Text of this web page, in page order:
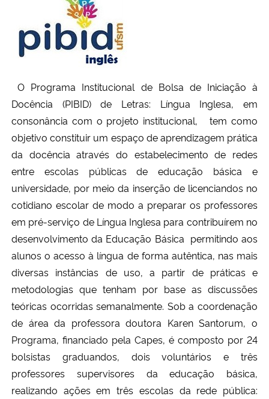
O Programa Institucional de Bolsa de Iniciação à
Docência (PIBID) de Letras: Língua Inglesa, em
consonância com o projeto institucional,
tem como
objetivo constituir um espaço de aprendizagem prática
da docência através do estabelecimento de redes
entre escolas públicas de educação básica e
universidade, por meio da inserção de licenciandos no
cotidiano escolar de modo a preparar os professores
em pré-serviço de Língua Inglesa para contribuírem no
desenvolvimento da Educação Básica permitindo aos
alunos o acesso à língua de forma autêntica, nas mais
diversas instâncias de uso, a partir de práticas e
metodologias que tenham por base as discussões
teóricas ocorridas semanalmente. Sob a coordenação
de área da professora doutora Karen Santorum, o
Programa, financiado pela Capes, é composto por 24
bolsistas graduandos, dois voluntários e três
professores supervisores da educação básica,
realizando ações em três escolas da rede pública: